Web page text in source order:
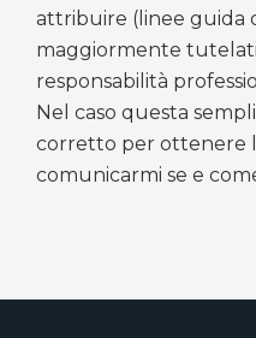
attribuire (linee guida
maggiormente
responsabilità
Nel caso questa
corretto per ottenere
comunicarmi se e